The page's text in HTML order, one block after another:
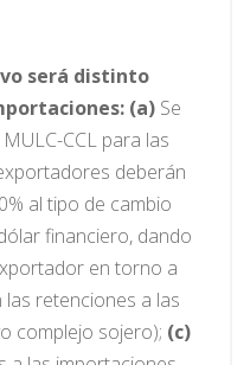
será distinto
(a) Se
CCL para las
deberán
al tipo de cambio
financiero, dando
en torno a
retenciones a las
complejo sojero); (c)